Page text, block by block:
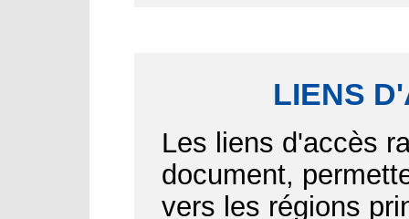
LIENS
Les liens d'accès
document,
vers les régions